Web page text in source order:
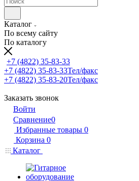
Каталог
По всему сайту
По каталогу
+7 (4822) 35-83-33
+7 (4822) 35-83-33Тел/факс
+7 (4822) 35-83-20Тел/факс
Заказать звонок
Войти
Сравнение0
Избранные товары 0
Корзина 0
Каталог